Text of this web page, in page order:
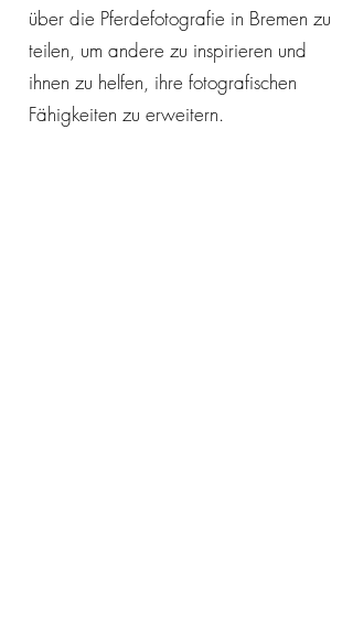
über die Pferdefotografie in Bremen zu
teilen, um andere zu inspirieren und
ihnen zu helfen, ihre fotografischen
Fähigkeiten zu erweitern.